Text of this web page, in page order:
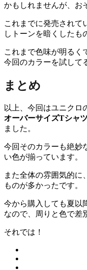
かもしれませんが、お
これまでに発売されて
しトーンを暗くしたも
これまで色味が明るく
今回のカラーを試して
まとめ
以上、今回はユニクロ
オーバーサイズTシャツ
ました。
今回そのカラーも絶妙
い色が揃っています。
また全体の雰囲気的に、
ものが多かったです。
今から購入しても夏以
なので、周りと色で差
それでは！